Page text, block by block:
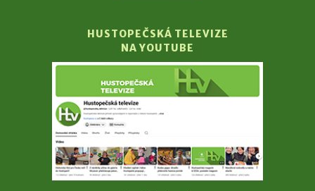
HUSTOPEČSKÁ TELEVIZE
NA YOUTUBE